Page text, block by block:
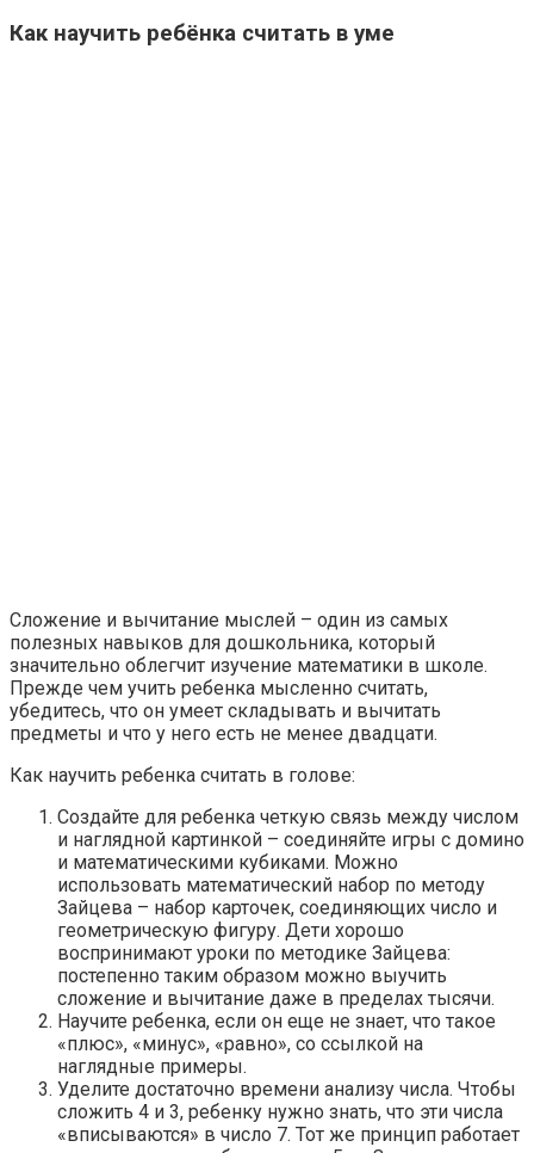
Как научить ребёнка считать в уме
Сложение и вычитание мыслей – один из самых
полезных навыков для дошкольника, который
значительно облегчит изучение математики в школе.
Прежде чем учить ребенка мысленно считать,
убедитесь, что он умеет складывать и вычитать
предметы и что у него есть не менее двадцати.
Как научить ребенка считать в голове:
Создайте для ребенка четкую связь между числом
и наглядной картинкой – соединяйте игры с домино
и математическими кубиками. Можно
использовать математический набор по методу
Зайцева – набор карточек, соединяющих число и
геометрическую фигуру. Дети хорошо
воспринимают уроки по методике Зайцева:
постепенно таким образом можно выучить
сложение и вычитание даже в пределах тысячи.
Научите ребенка, если он еще не знает, что такое
«плюс», «минус», «равно», со ссылкой на
наглядные примеры.
Уделите достаточно времени анализу числа. Чтобы
сложить 4 и 3, ребенку нужно знать, что эти числа
«вписываются» в число 7. Тот же принцип работает